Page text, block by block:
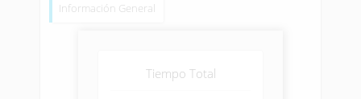
Información General
Tiempo Total